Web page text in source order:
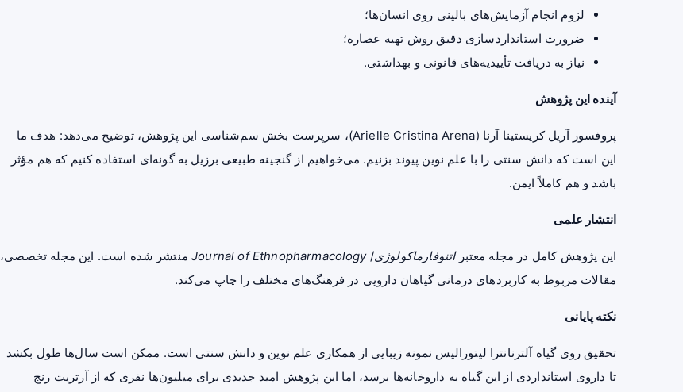
لزوم انجام آزمایش‌های بالینی روی انسان‌ها؛
ضرورت استانداردسازی دقیق روش تهیه عصاره؛
نیاز به دریافت تأییدیه‌های قانونی و بهداشتی.
آینده این پژوهش
پروفسور آریل کریستینا آرنا (Arielle Cristina Arena)، سرپرست بخش سم‌شناسی این پژوهش، توضیح می‌دهد: هدف ما
این است که دانش سنتی را با علم نوین پیوند بزنیم. می‌خواهیم از گنجینه طبیعی برزیل به گونه‌ای استفاده کنیم که هم مؤثر
باشد و هم کاملاً ایمن.
انتشار علمی
این پژوهش کامل در مجله معتبر اتنوفارماکولوژی/
Journal of Ethnopharmacologyمنتشر شده است. این مجله تخصصی،
مقالات مربوط به کاربردهای درمانی گیاهان دارویی در فرهنگ‌های مختلف را چاپ می‌کند.
نکته پایانی
تحقیقروی گیاه آلترنانترا لیتورالیس نمونه زیبایی از همکاری علم نوین و دانش سنتی است. ممکن است سال‌ها طول بکشد
تا داروی استانداردی از این گیاه به داروخانه‌ها برسد، اما این پژوهش امید جدیدی برای میلیون‌ها نفری که از آرتریت رنج